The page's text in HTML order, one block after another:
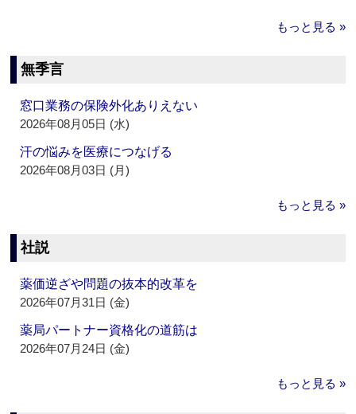
もっと見る »
無季言
窓口業務の保険外化ありえない
2026年08月05日 (水)
汗の悩みを医療につなげる
2026年08月03日 (月)
もっと見る »
社説
薬価逆ざや問題の抜本的改革を
2026年07月31日 (金)
薬局パートナー資格化の道筋は
2026年07月24日 (金)
もっと見る »